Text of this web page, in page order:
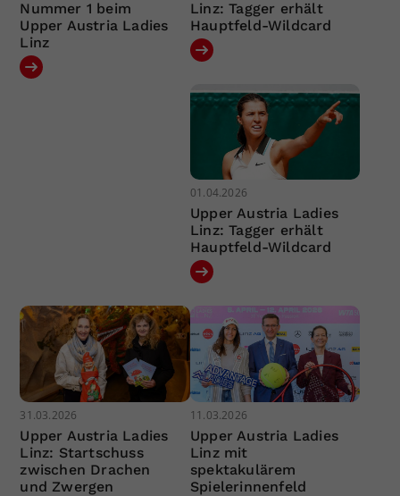
Nummer 1 beim
Upper Austria Ladies
Linz
Linz: Tagger erhält
Hauptfeld-Wildcard
01.04.2026
Upper Austria Ladies
Linz: Tagger erhält
Hauptfeld-Wildcard
31.03.2026
Upper Austria Ladies
Linz: Startschuss
zwischen Drachen
und Zwergen
11.03.2026
Upper Austria Ladies
Linz mit
spektakulärem
Spielerinnenfeld